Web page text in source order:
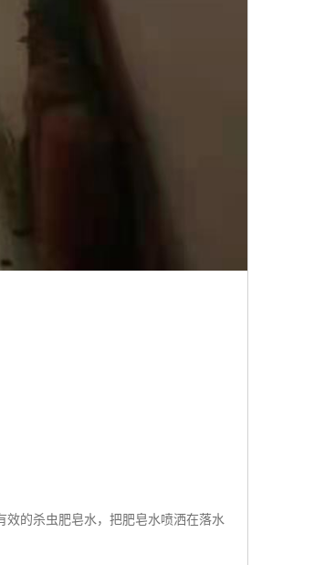
的杀虫肥皂水，把肥皂水喷洒在落水